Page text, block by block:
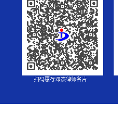
扫码惠存邓杰律师名片